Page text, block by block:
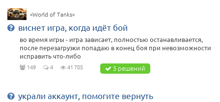
«World of Tanks»
виснет игра, когда идёт бой
во время игры - игра зависает, полностью останавливается,
после перезагрузки попадаю в конец боя при невозможности
исправить что-либо
149 4 41 705 5 решений
украли аккаунт, помогите вернуть